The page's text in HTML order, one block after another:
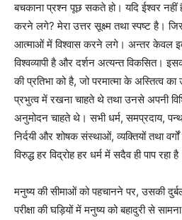
बचकाना प्रश्न पूछ सकते हो। यदि ईश्वर नहीं
करने लगे? मेरा उत्तर सूक्ष्म तथा स्पष्ट है।
आत्माओं में विश्वास करने लगे। अन्तर केवल
विश्वव्यापी है और दर्शन अत्यन्त विकसित।
की प्रतिभा को है, जो परमात्मा के अस्तित्व
प्रभुत्व में रखना चाहते थे तथा उनसे अपनी
अनुमोदन चाहते थे। सभी धर्म, समप्रदाय,
निर्दयी और शोषक संस्थाओं, व्यक्तियों तथा
विरुद्ध हर विद्रोह हर धर्म में सदैव ही पाप रहा
मनुष्य की सीमाओं को पहचानने पर, उसकी
परीक्षा की घड़ियों में मनुष्य को बहादुरी से